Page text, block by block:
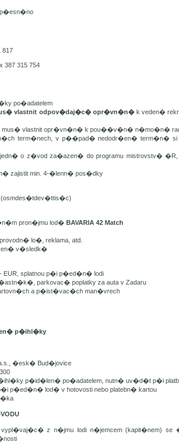
817
387 315 754
po�adatelem
vlastnit odpov�daj�c� opr�vn�n� k veden�
vlastnit opr�vn�n� k pou��v�n� n�mo�n�
term�nech, v p��pad� nedodr�en� term�n� si
o z�vod za�azen� do programu mistrovstv�
zajistit min. 4-�lenn� pos�dky
pron�jmu lod� BAVARIA 42 Match
lo�, reklama, atd.
v�sledk�
EUR, splatnou p�i p�ed�n� lodi
parkovac� poplatky za auta v Zadaru
a p�ist�vac�ch man�vrech
p�ihl�ky
�esk� Bud�jovice
p�id�len� po�adatelem, nutn� uv�d�t p�i
p�ed�n� lod� v hotovosti nebo platebn� kartou
z n�jmu lodi n�jemcem (kapit�nem) se